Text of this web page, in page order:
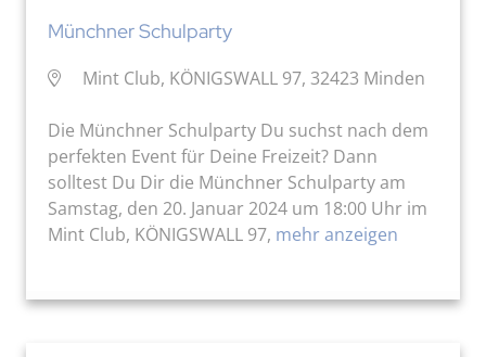
Münchner Schulparty
Mint Club, KÖNIGSWALL 97, 32423 Minden
Die Münchner Schulparty Du suchst nach dem
perfekten Event für Deine Freizeit? Dann
solltest Du Dir die Münchner Schulparty am
Samstag, den 20. Januar 2024 um 18:00 Uhr im
Mint Club, KÖNIGSWALL 97, mehr anzeigen